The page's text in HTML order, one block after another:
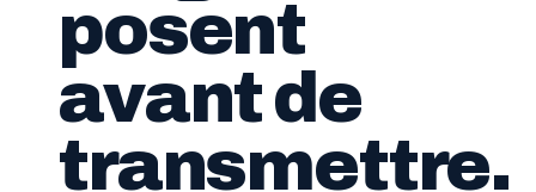
posent
avant de
transmettre.